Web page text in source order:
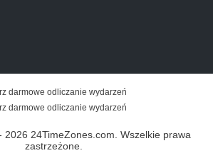
darmowe odliczanie wydarzeń
darmowe odliczanie wydarzeń
2026 24TimeZones.com. Wszelkie prawa
zastrzeżone.